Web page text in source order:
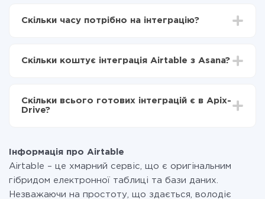
Вибираєте які дані передавати з Airtable в Asana
Airtable в Asana
Скільки часу потрібно на інтеграцію?
становити від 5-ти до 30-хвилин. У середньому
Скільки коштує інтеграція Airtable з Asana?
Ви оплачуєте лише кількість даних, які за фактом
передаються з однієї вашої системи в іншу через
при необхідності. Детальніше про
Скільки всього готових інтеграцій є в Apix-
Drive?
Інформація про Airtable
Airtable – це хмарний сервіс, що є оригінальним
гібридом електронної таблиці та бази даних.
Незважаючи на простоту, що здається, володіє